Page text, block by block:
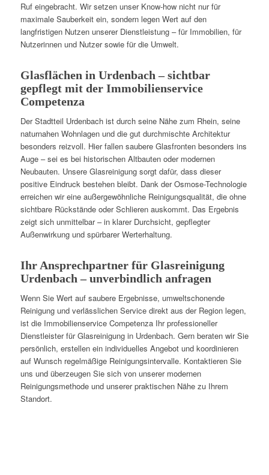
Ruf eingebracht. Wir setzen unser Know-how nicht nur für
maximale Sauberkeit ein, sondern legen Wert auf den
langfristigen Nutzen unserer Dienstleistung – für Immobilien, für
Nutzerinnen und Nutzer sowie für die Umwelt.
Glasflächen in Urdenbach – sichtbar
gepflegt mit der Immobilienservice
Competenza
Der Stadtteil Urdenbach ist durch seine Nähe zum Rhein, seine
naturnahen Wohnlagen und die gut durchmischte Architektur
besonders reizvoll. Hier fallen saubere Glasfronten besonders ins
Auge – sei es bei historischen Altbauten oder modernen
Neubauten. Unsere Glasreinigung sorgt dafür, dass dieser
positive Eindruck bestehen bleibt. Dank der Osmose-Technologie
erreichen wir eine außergewöhnliche Reinigungsqualität, die ohne
sichtbare Rückstände oder Schlieren auskommt. Das Ergebnis
zeigt sich unmittelbar – in klarer Durchsicht, gepflegter
Außenwirkung und spürbarer Werterhaltung.
Ihr Ansprechpartner für Glasreinigung
Urdenbach – unverbindlich anfragen
Wenn Sie Wert auf saubere Ergebnisse, umweltschonende
Reinigung und verlässlichen Service direkt aus der Region legen,
ist die Immobilienservice Competenza Ihr professioneller
Dienstleister für Glasreinigung in Urdenbach. Gern beraten wir Sie
persönlich, erstellen ein individuelles Angebot und koordinieren
auf Wunsch regelmäßige Reinigungsintervalle. Kontaktieren Sie
uns und überzeugen Sie sich von unserer modernen
Reinigungsmethode und unserer praktischen Nähe zu Ihrem
Standort.